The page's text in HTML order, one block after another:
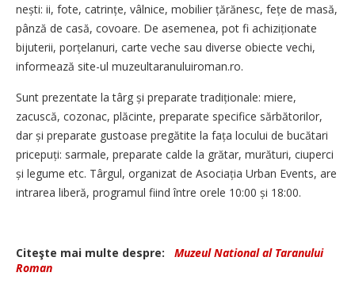
nești: ii, fote, catrințe, vâl­nice, mobilier țărănesc, fețe de masă,
pânză de casă, covoare. De asemenea, pot fi achiziționate
bijuterii, por­țe­lanuri, carte veche sau diverse obiecte vechi,
informează site-ul muzeultaranuluiroman.ro.
Sunt prezentate la târg și preparate tradiționale: miere,
zacuscă, cozonac, plăcinte, preparate specifice sărbătorilor,
dar și preparate gustoase pregătite la fața locului de bucătari
pricepuți: sarmale, preparate calde la grătar, murături, ciuperci
și legume etc. Târgul, organizat de Aso­ciația Urban Events, are
intrarea liberă, programul fiind între orele 10:00 și 18:00.
Citeşte mai multe despre:
Muzeul National al Taranului
Roman